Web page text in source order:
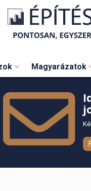
Magyarázatok